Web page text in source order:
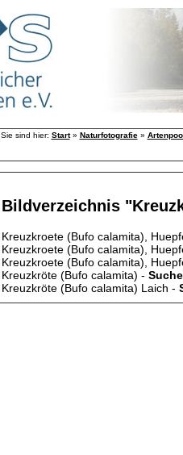
Sie sind hier: Start» Naturfotografie»
Bildverzeichnis
Kreuzkroete (Bufo calamita),
Kreuzkroete (Bufo calamita),
Kreuzkroete (Bufo calamita),
Kreuzkröte (Bufo calamita) - Suche
Kreuzkröte (Bufo calamita) Laich -